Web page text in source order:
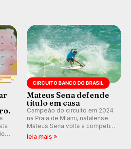
CIRCUITO BANCO DO BRASIL
Mateus Sena defende
título em casa
Campeão do circuito em 2024
na Praia de Miami, natalense
Mateus Sena volta a competir
em casa em busca de manter a
leia mais »